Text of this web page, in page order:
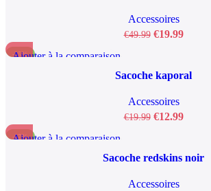
Accessoires
€49.99 €19.99
-35%
Ajouter à la comparaison
Sacoche kaporal
Accessoires
€19.99 €12.99
-67%
Ajouter à la comparaison
Sacoche redskins noir
Accessoires